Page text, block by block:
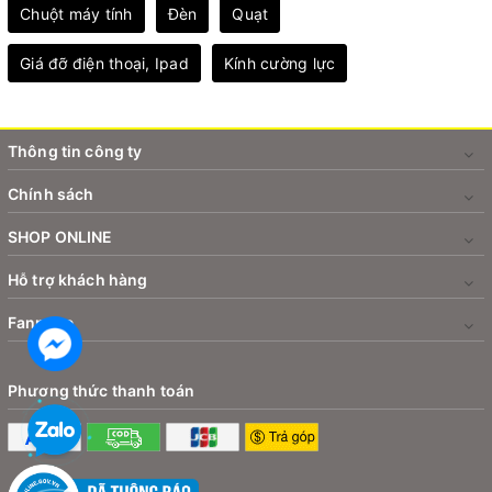
Chuột máy tính Đèn Quạt
Giá đỡ điện thoại, Ipad Kính cường lực
Thông tin công ty
Chính sách
SHOP ONLINE
Hỗ trợ khách hàng
Fanpage
Phương thức thanh toán